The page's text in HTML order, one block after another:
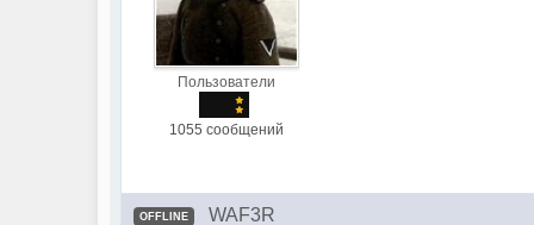
Пользователи
1055 сообщений
OFFLINE WAF3R